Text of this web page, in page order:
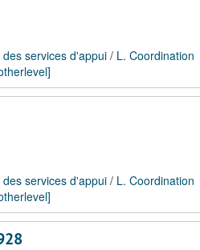
services d'appui/ L. Coordination
services d'appui/ L. Coordination